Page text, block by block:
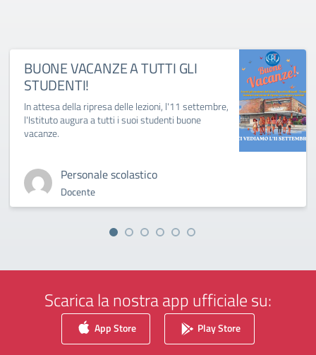
BUONE VACANZE A TUTTI GLI
STUDENTI!
In attesa della ripresa delle lezioni, l'11 settembre,
l'Istituto augura a tutti i suoi studenti buone
vacanze.
Personale scolastico
Docente
Scarica la nostra app ufficiale su:
App Store Play Store